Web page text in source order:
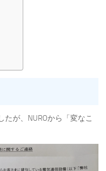
が、NUROから「変なこ